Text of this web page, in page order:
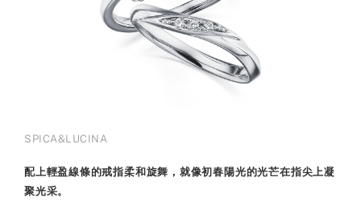
SPICA&LUCINA
配上輕盈線條的戒指柔和旋舞，就像初春陽光的光芒在指尖上凝
聚光采。